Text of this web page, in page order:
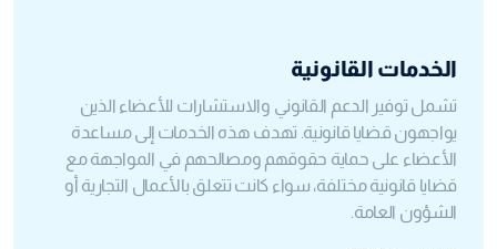
الخدمات القانونية
تشمل توفير الدعم القانوني والاستشارات للأعضاء الذين
يواجهون قضايا قانونية. تهدف هذه الخدمات إلى مساعدة
الأعضاء على حماية حقوقهم ومصالحهم في المواجهة مع
قضايا قانونية مختلفة، سواء كانت تتعلق بالأعمال التجارية أو
الشؤون العامة.